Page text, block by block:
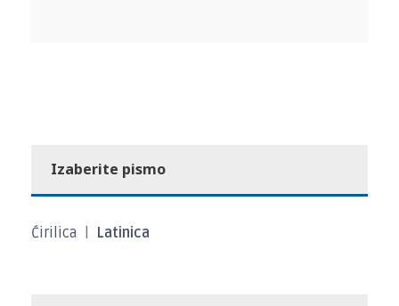
Izaberite pismo
Ćirilica Latinica